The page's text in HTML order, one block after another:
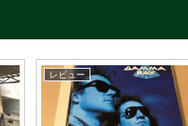
レビュー